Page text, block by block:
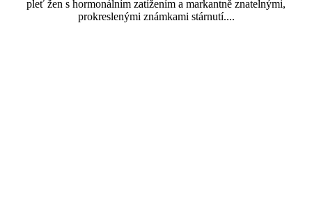
pleť žen s hormonálním zatížením a markantně znatelnými,
prokreslenými známkami stárnutí....